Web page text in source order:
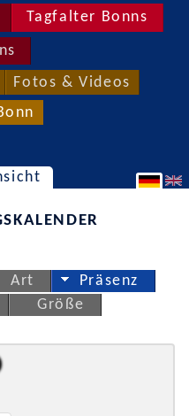
Tagfalter Bonns
Fotos & Videos
Art
Präsenz
Größe